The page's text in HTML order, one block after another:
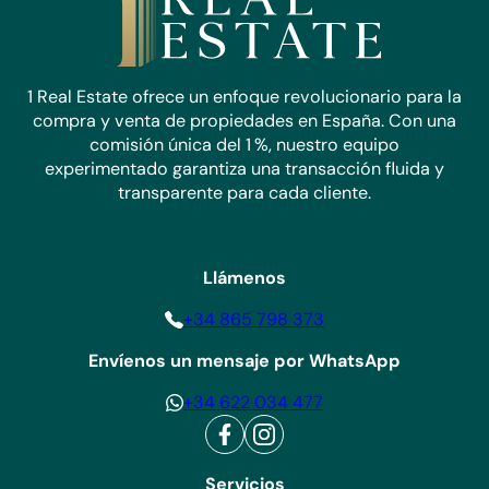
Dos llamativos balcones Juliette con fondo de cristal
Vistas maravillosas sobre el lecho del río adyacente, lleno
de vida salvaje local
Vistas de montaña de gran alcance
Características adicionales
Aire acondicionado instalado
Un sistema solar totalmente instalado
Acceso por telesilla a todos los niveles
Garaje y taller integrados
Seguridad con reja las 24 horas
1 Real Estate ofrece un enfoque revolucionario para la
compra y venta de propiedades en España. Con una
comisión única del 1 %, nuestro equipo
experimentado garantiza una transacción fluida y
transparente para cada cliente.
Llámenos
+34 865 798 373
Envíenos un mensaje por WhatsApp
+34 622 034 477